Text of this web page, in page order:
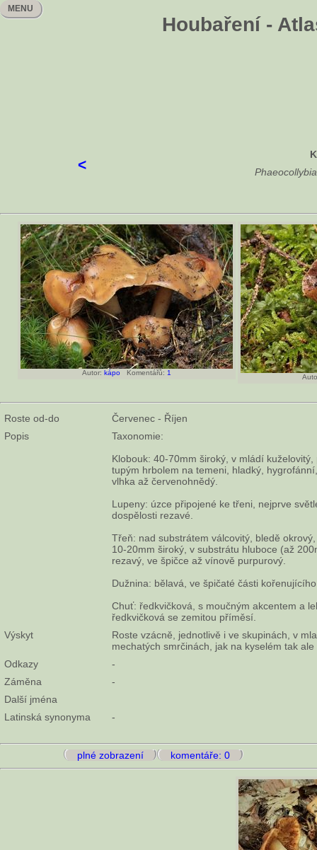
Houbaření -
MENU
<
Autor: kápo Komentářů: 1
Roste od-do
Červenec - Říjen
Popis
Taxonomie:
Klobouk: 40-70mm široký, v mládí
tupým hrbolem na temeni, hladký,
vlhka až červenohnědý.
Lupeny: úzce připojené ke třeni, nejprve
dospělosti rezavé.
Třeň: nad substrátem válcovitý, bledě
10-20mm široký, v substrátu hluboce (až
rezavý, ve špičce až vínově purpurový.
Dužnina: bělavá, ve špičaté části
Chuť: ředkvičková, s moučným akcentem a
ředkvičková se zemitou příměsí.
Výskyt
Roste vzácně, jednotlivě i ve skupinách, v
mechatých smrčinách, jak na kyselém tak
Odkazy
-
Záměna
-
Další jména
Latinská synonyma
-